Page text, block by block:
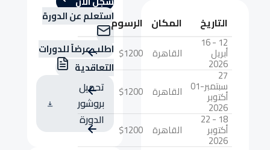
استعلم عن الدورة
اطلب عرضاً للدورات
التعاقدية
تحميل
بروشور
الدورة
التاريخ المكان الرسوم
12 - 16
أبريل
2026
القاهرة $1200
27
سبتمبر-01
أكتوبر
2026
القاهرة $1200
18 - 22
أكتوبر
2026
القاهرة $1200